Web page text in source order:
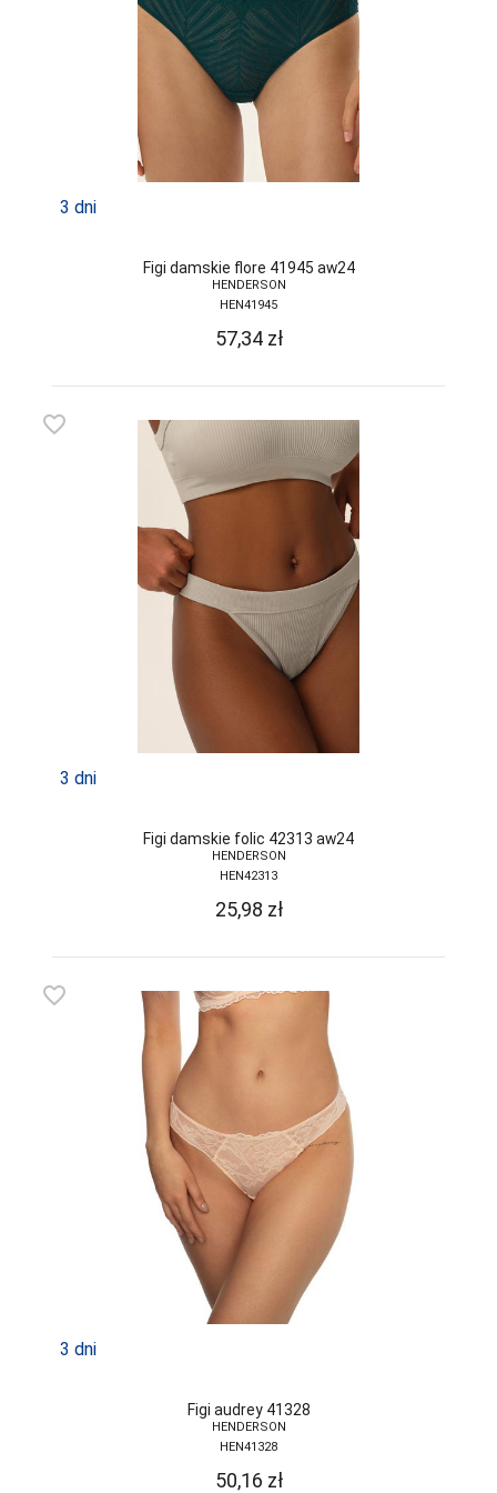
JJW
JULIMEX
KAROLINKA
KONRAD
KOSTAR
LADY TINA
LAPINEE
LAYDI
LEVANTE
CORSETTI
LORES
LOTTO
LUPOLINE
M-MAX
MA-RIA
MAGNETIS
MARCINKOWSKI
MARILYN
MARTEL
MAT
MEDIOLANO
MEDIUM
MEFEMI-
NIPPLEX
MERRIBEL
MEWA
MITEX
MODO
3 dni
Figi damskie flore 41945 aw24
HENDERSON
HEN41945
57,34 zł
favorite_border
3 dni
Figi damskie folic 42313 aw24
HENDERSON
HEN42313
25,98 zł
favorite_border
3 dni
Figi audrey 41328
HENDERSON
HEN41328
50,16 zł